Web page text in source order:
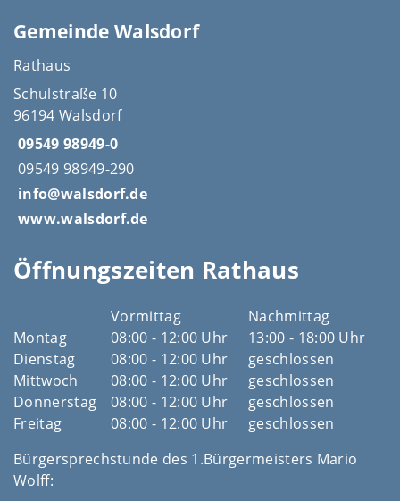
Gemeinde Walsdorf
Rathaus
Schulstraße 10
96194 Walsdorf
09549 98949-0
09549 98949-290
info@walsdorf.de
www.walsdorf.de
Öffnungszeiten Rathaus
Vormittag
Nachmittag
Montag
08:00 - 12:00 Uhr
13:00 - 18:00 Uhr
Dienstag
08:00 - 12:00 Uhr
geschlossen
Mittwoch
08:00 - 12:00 Uhr
geschlossen
Donnerstag
08:00 - 12:00 Uhr
geschlossen
Freitag
08:00 - 12:00 Uhr
geschlossen
Bürgersprechstunde des 1.Bürgermeisters Mario
Wolff: